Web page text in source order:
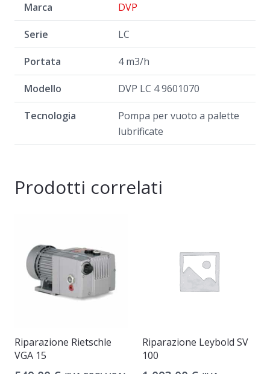
Marca DVP
Serie LC
Portata 4 m3/h
Modello DVP LC 4 9601070
Tecnologia
Pompa per vuoto a palette
lubrificate
Prodotti correlati
Riparazione Rietschle
VGA 15
Riparazione Leybold SV
100